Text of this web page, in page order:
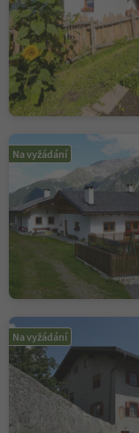
Na vyžádání
Na vyžádání